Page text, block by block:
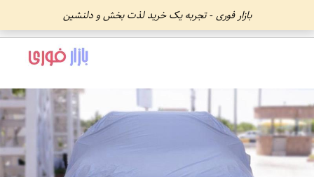
بازار فوری - تجربه یک خرید لذت بخش و دلنشین